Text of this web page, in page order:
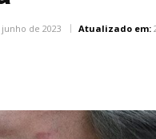
de 2023 Atualizado em: